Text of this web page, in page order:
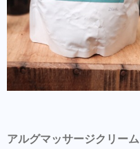
アルグマッサージクリーム